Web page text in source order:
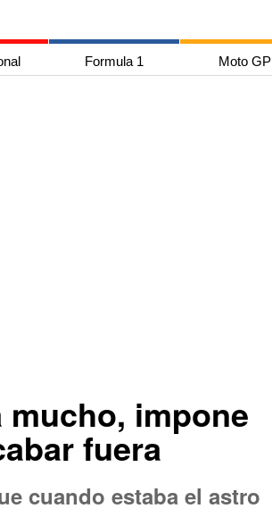
Formula 1 Moto GP
mucho, impone
fuera
cuando estaba el astro